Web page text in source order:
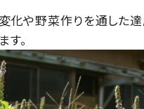
や野菜作りを通した達
。